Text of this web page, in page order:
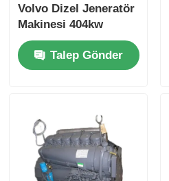
Volvo Dizel Jeneratör
Makinesi 404kw
500kva 473kw
587.5kva Marine
Genset Diesel
Talep Gönder